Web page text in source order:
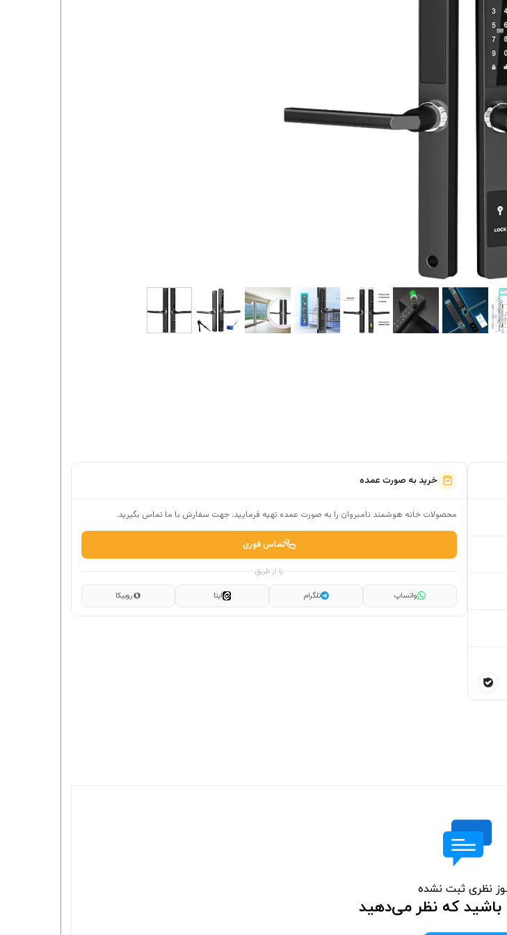
کارکنان
سازمانی پرسنل
خرید به صورت عمده
محصولات خانه هوشمند نامبروان را به صورت عمده تهیه فرمایید. جهت سفارش با ما تماس بگیرید.
تماس فوری
یا از طریق
واتساپ تلگرام ایتا روبیکا
نظری ثبت نشده
باشید که نظر می‌دهید